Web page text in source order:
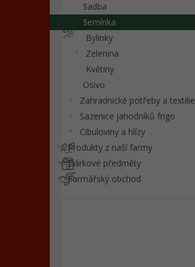
e
l
Sadba
Semínka
Bylinky
Zelenina
Květiny
Osivo
Zahradnické potřeby a textilie
Sazenice jahodníků frigo
Cibuloviny a hlízy
Produkty z naší farmy
Dárkové předměty
Farmářský obchod